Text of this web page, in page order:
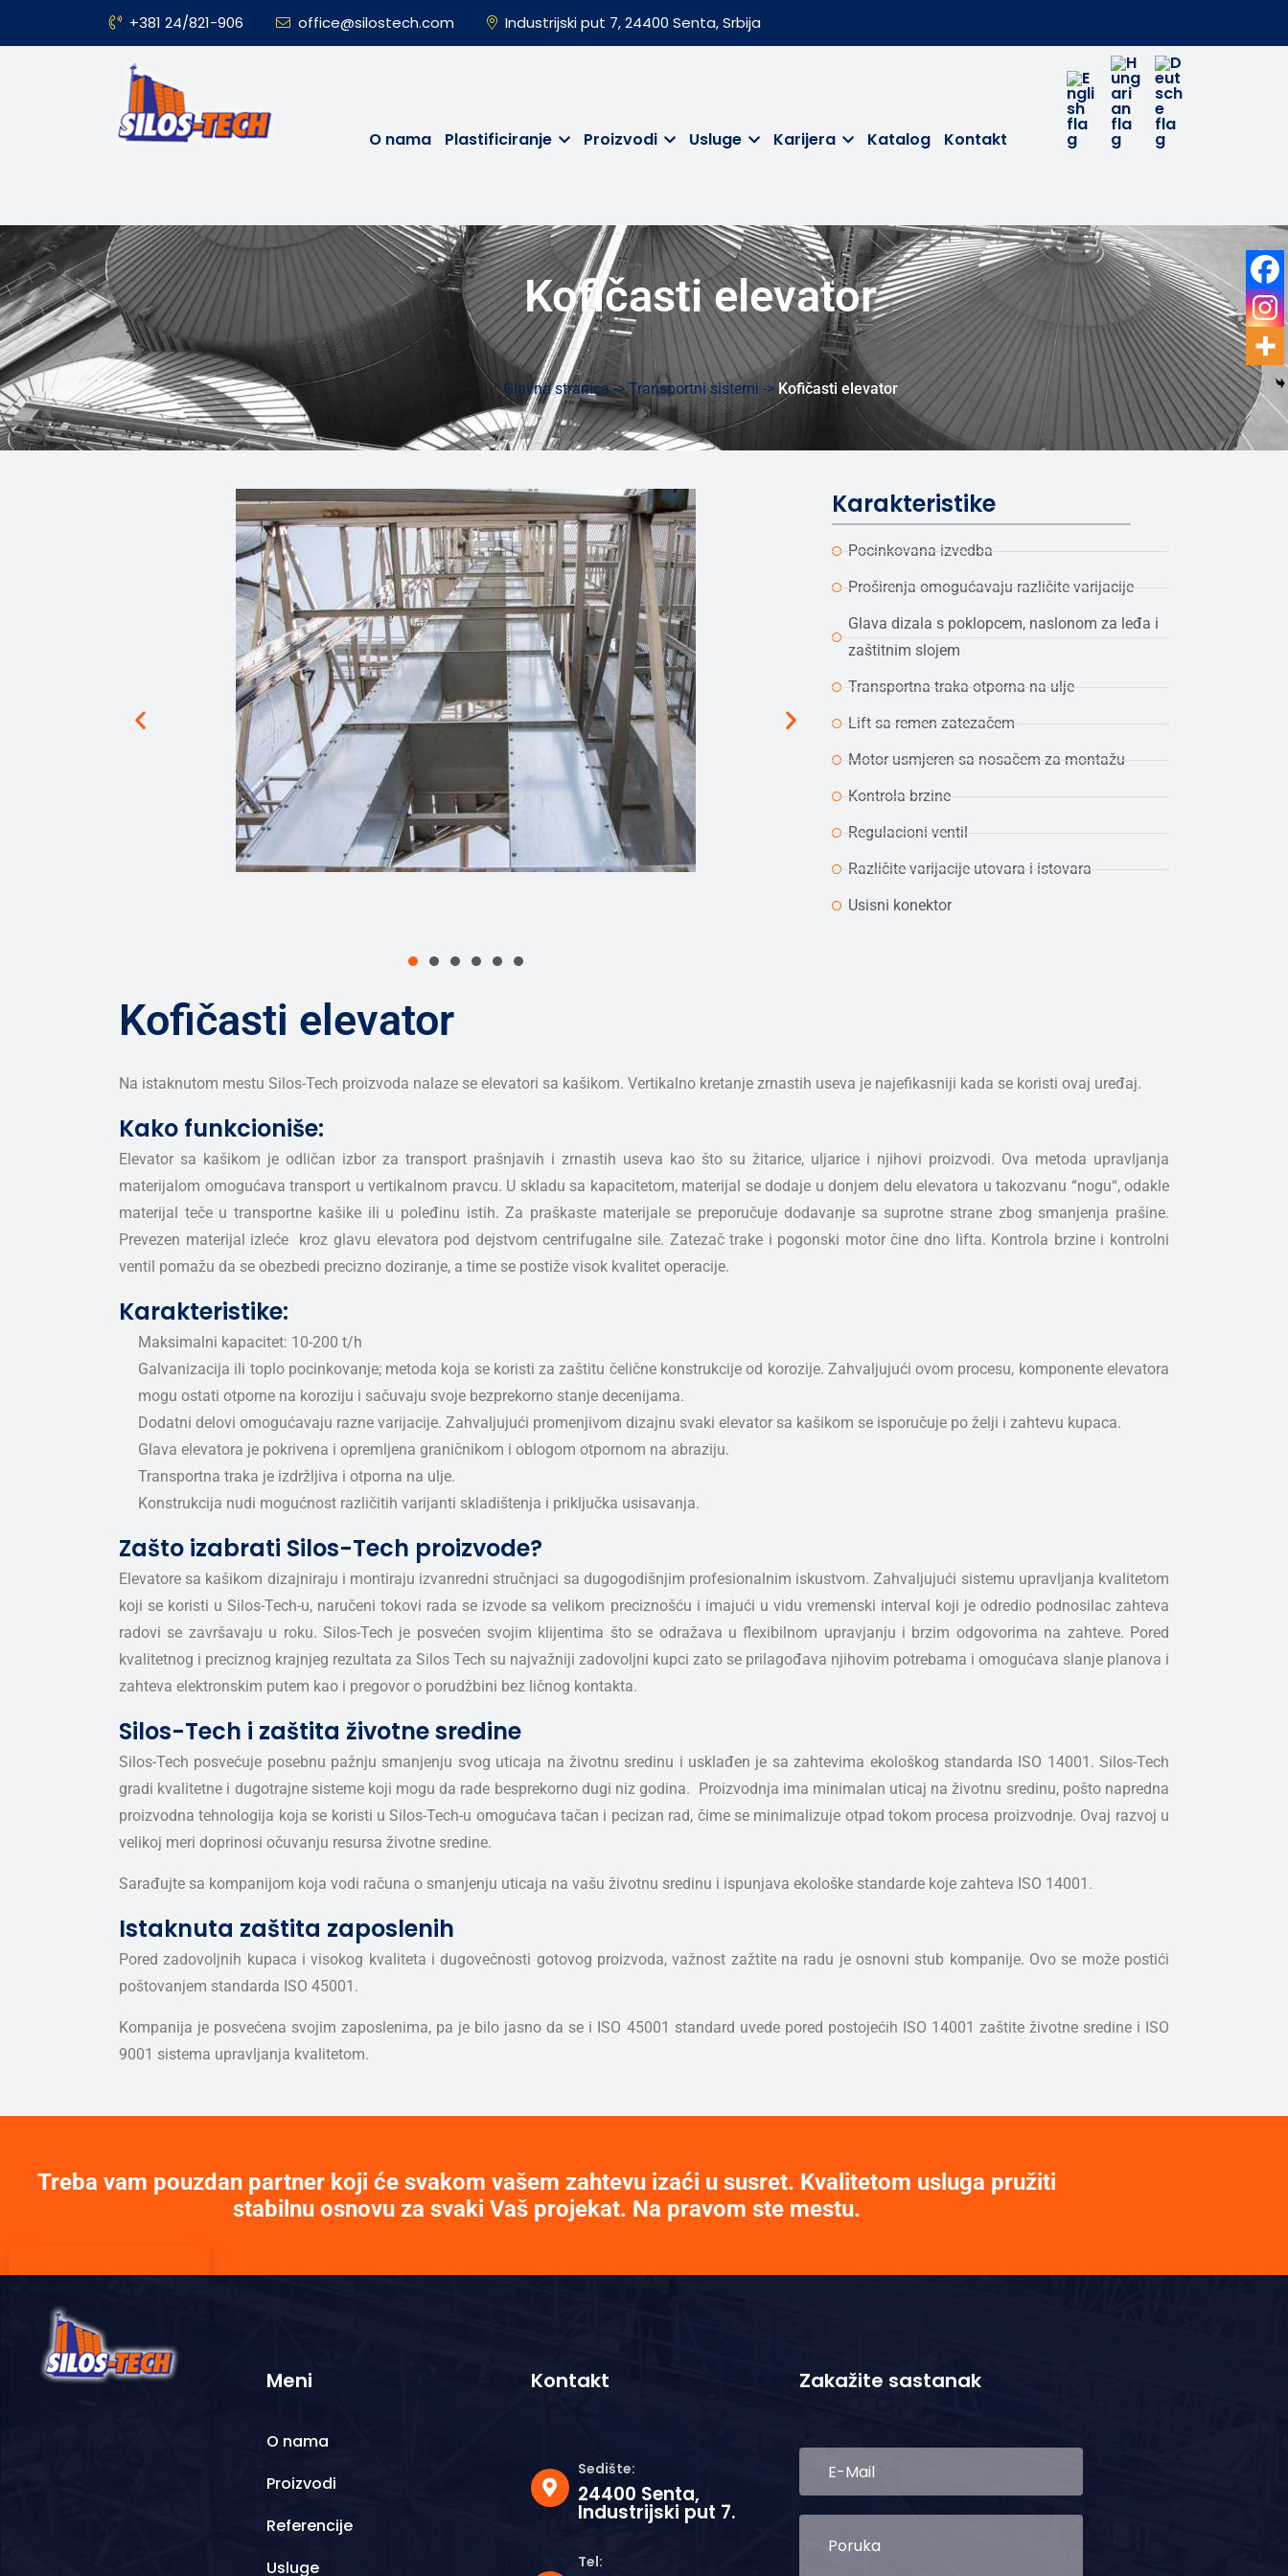
+381 24/821-906 office@silostech.com Industrijski put 7, 24400 Senta, Srbija
O nama Plastificiranje Proizvodi Usluge Karijera Katalog Kontakt
Prati nas na društvenim mrežama Kofičasti elevator
Glavna stranica ->Transportni sistemi -> Kofičasti elevator
Karakteristike
Pocinkovana izvedba
Proširenja omogućavaju različite varijacije
Glava dizala s poklopcem, naslonom za leđa i
zaštitnim slojem
Transportna traka otporna na ulje
Lift sa remen zatezačem
Motor usmjeren sa nosačem za montažu
Kontrola brzine
Regulacioni ventil
Različite varijacije utovara i istovara
Usisni konektor
Kofičasti elevator
Na istaknutom mestu Silos-Tech proizvoda nalaze se elevatori sa kašikom. Vertikalno kretanje zrnastih useva je najefikasniji kada se koristi ovaj uređaj.
Kako funkcioniše:
Elevator sa kašikom je odličan izbor za transport prašnjavih i zrnastih useva kao što su žitarice, uljarice i njihovi proizvodi. Ova metoda upravljanja
materijalom omogućava transport u vertikalnom pravcu. U skladu sa kapacitetom, materijal se dodaje u donjem delu elevatora u takozvanu “nogu“, odakle
materijal teče u transportne kašike ili u poleđinu istih. Za praškaste materijale se preporučuje dodavanje sa suprotne strane zbog smanjenja prašine.
Prevezen materijal izleće kroz glavu elevatora pod dejstvom centrifugalne sile. Zatezač trake i pogonski motor čine dno lifta. Kontrola brzine i kontrolni
ventil pomažu da se obezbedi precizno doziranje, a time se postiže visok kvalitet operacije.
Karakteristike:
Maksimalni kapacitet: 10-200 t/h
Galvanizacija ili toplo pocinkovanje; metoda koja se koristi za zaštitu čelične konstrukcije od korozije. Zahvaljujući ovom procesu, komponente elevatora
mogu ostati otporne na koroziju i sačuvaju svoje bezprekorno stanje decenijama.
Dodatni delovi omogućavaju razne varijacije. Zahvaljujući promenjivom dizajnu svaki elevator sa kašikom se isporučuje po želji i zahtevu kupaca.
Glava elevatora je pokrivena i opremljena graničnikom i oblogom otpornom na abraziju.
Transportna traka je izdržljiva i otporna na ulje.
Konstrukcija nudi mogućnost različitih varijanti skladištenja i priključka usisavanja.
Zašto izabrati Silos-Tech proizvode?
Elevatore sa kašikom dizajniraju i montiraju izvanredni stručnjaci sa dugogodišnjim profesionalnim iskustvom. Zahvaljujući sistemu upravljanja kvalitetom
koji se koristi u Silos-Tech-u, naručeni tokovi rada se izvode sa velikom preciznošću i imajući u vidu vremenski interval koji je odredio podnosilac zahteva
radovi se završavaju u roku. Silos-Tech je posvećen svojim klijentima što se odražava u flexibilnom upravjanju i brzim odgovorima na zahteve. Pored
kvalitetnog i preciznog krajnjeg rezultata za Silos Tech su najvažniji zadovoljni kupci zato se prilagođava njihovim potrebama i omogućava slanje planova i
zahteva elektronskim putem kao i pregovor o porudžbini bez ličnog kontakta.
Silos-Tech i zaštita životne sredine
Silos-Tech posvećuje posebnu pažnju smanjenju svog uticaja na životnu sredinu i usklađen je sa zahtevima ekološkog standarda ISO 14001. Silos-Tech
gradi kvalitetne i dugotrajne sisteme koji mogu da rade besprekorno dugi niz godina. Proizvodnja ima minimalan uticaj na životnu sredinu, pošto napredna
proizvodna tehnologija koja se koristi u Silos-Tech-u omogućava tačan i pecizan rad, čime se minimalizuje otpad tokom procesa proizvodnje. Ovaj razvoj u
velikoj meri doprinosi očuvanju resursa životne sredine.
Sarađujte sa kompanijom koja vodi računa o smanjenju uticaja na vašu životnu sredinu i ispunjava ekološke standarde koje zahteva ISO 14001.
Istaknuta zaštita zaposlenih
Pored zadovoljnih kupaca i visokog kvaliteta i dugovečnosti gotovog proizvoda, važnost zažtite na radu je osnovni stub kompanije. Ovo se može postići
poštovanjem standarda ISO 45001.
Kompanija je posvećena svojim zaposlenima, pa je bilo jasno da se i ISO 45001 standard uvede pored postojećih ISO 14001 zaštite životne sredine i ISO
9001 sistema upravljanja kvalitetom.
Treba vam pouzdan partner koji će svakom vašem zahtevu izaći u susret. Kvalitetom usluga pružiti
stabilnu osnovu za svaki Vaš projekat. Na pravom ste mestu.
Meni
O nama
Proizvodi
Referencije
Usluge
Kontakt
Sedište:
24400 Senta,
Industrijski put 7.
Tel:
Zakažite sastanak